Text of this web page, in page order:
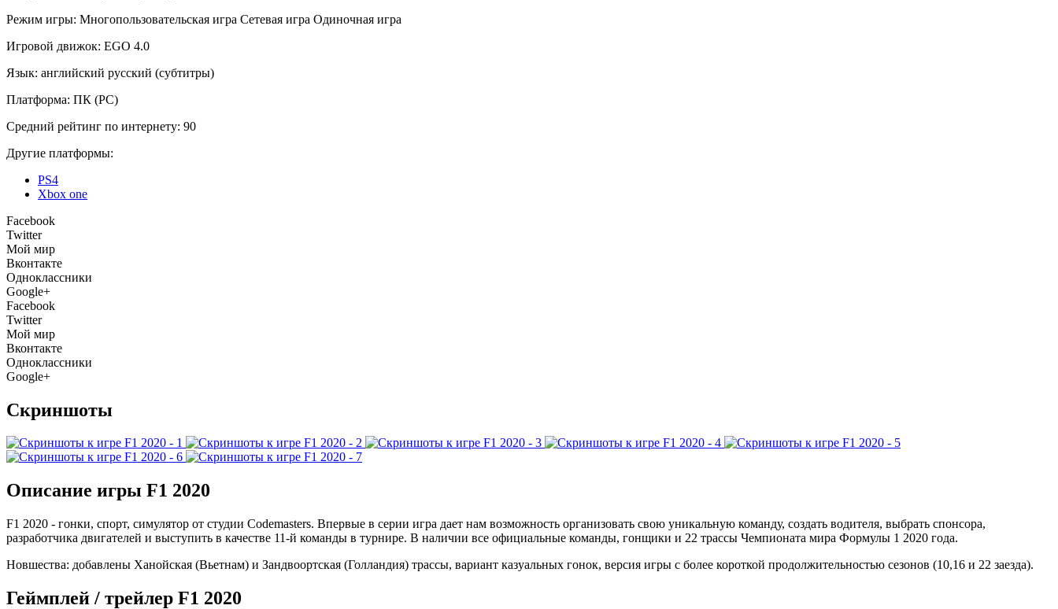
Режим игры: Многопользовательская игра Сетевая игра Одиночная игра
Игровой движок: EGO 4.0
Язык: английский русский (субтитры)
Платформа: ПК (PC)
Средний рейтинг по интернету: 90
Другие платформы:
PS4
Xbox one
Facebook
Twitter
Мой мир
Вконтакте
Одноклассники
Google+
Facebook
Twitter
Мой мир
Вконтакте
Одноклассники
Google+
Скриншоты
Описание игры F1 2020
F1 2020 - гонки, спорт, симулятор от студии Codemasters. Впервые в серии игра дает нам возможность организовать свою уникальную команду, создать водителя, выбрать спонсора,
разработчика двигателей и выступить в качестве 11-й команды в турнире. В наличии все официальные команды, гонщики и 22 трассы Чемпионата мира Формулы 1 2020 года.
Новшества: добавлены Ханойская (Вьетнам) и Зандвоортская (Голландия) трассы, вариант казуальных гонок, версия игры с более короткой продолжительностью сезонов (10,16 и 22 заезда).
Геймплей / трейлер F1 2020